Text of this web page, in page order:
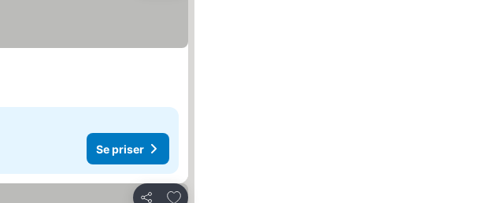
Se priser
Lägg till i Mina Favoriter